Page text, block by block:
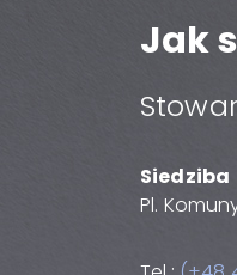
Jak
Siedziba
Pl.